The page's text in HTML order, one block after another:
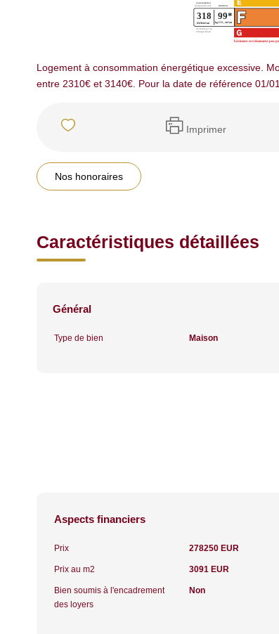
Logement à consommation énergétique excessive.
entre 2310€ et 3140€. Pour la date de référence 01/
Imprimer
Nos honoraires
Caractéristiques détaillées
Général
Type de bien Maison
Aspects financiers
Prix 278250 EUR
Prix au m2 3091 EUR
Bien soumis à l'encadrement
des loyers
Non